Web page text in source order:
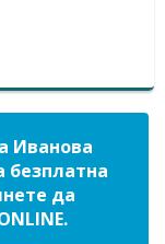
Иванова
безплатна
да